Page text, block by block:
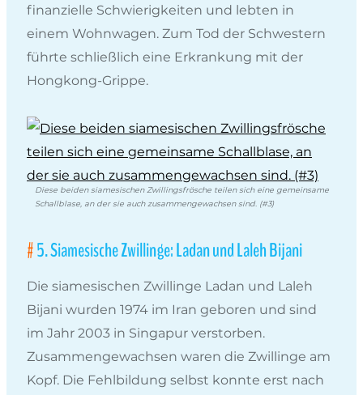
finanzielle Schwierigkeiten und lebten in
einem Wohnwagen. Zum Tod der Schwestern
führte schließlich eine Erkrankung mit der
Hongkong-Grippe.
Diese beiden siamesischen Zwillingsfrösche teilen sich eine gemeinsame
Schallblase, an der sie auch zusammengewachsen sind. (#3)
5. Siamesische Zwillinge: Ladan und Laleh Bijani
Die siamesischen Zwillinge Ladan und Laleh
Bijani wurden 1974 im Iran geboren und sind
im Jahr 2003 in Singapur verstorben.
Zusammengewachsen waren die Zwillinge am
Kopf. Die Fehlbildung selbst konnte erst nach